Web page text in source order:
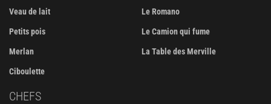
Veau de lait
Petits pois
Merlan
Ciboulette
Le Romano
Le Camion qui fume
La Table des Merville
CHEFS